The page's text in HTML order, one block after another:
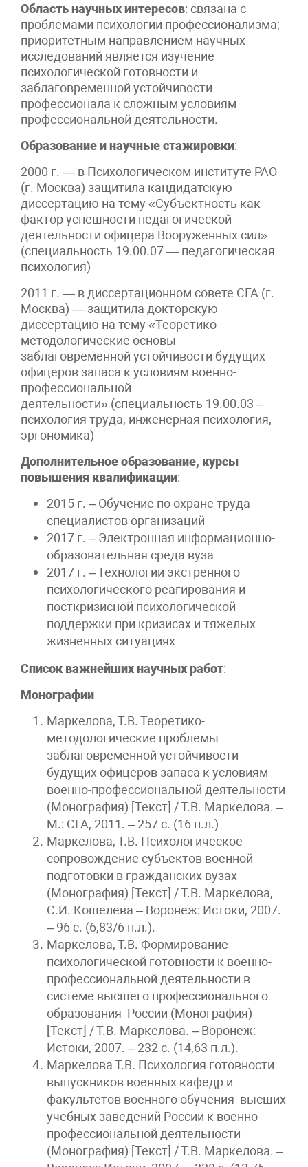
Область научных интересов: связана с
проблемами психологии профессионализма;
приоритетным направлением научных
исследований является изучение
психологической готовности и
заблаговременной устойчивости
профессионала к сложным условиям
профессиональной деятельности.
Образование и научные стажировки:
2000 г. — в Психологическом институте РАО
(г. Москва) защитила кандидатскую
диссертацию на тему «Субъектность как
фактор успешности педагогической
деятельности офицера Вооруженных сил»
(специальность 19.00.07 — педагогическая
психология)
2011 г. — в диссертационном совете СГА (г.
Москва) — защитила докторскую
диссертацию на тему «Теоретико-
методологические основы
заблаговременной устойчивости будущих
офицеров запаса к условиям военно-
профессиональной
деятельности» (специальность 19.00.03 –
психология труда, инженерная психология,
эргономика)
Дополнительное образование, курсы
повышения квалификации:
2015 г. – Обучение по охране труда
специалистов организаций
2017 г. – Электронная информационно-
образовательная среда вуза
2017 г. – Технологии экстренного
психологического реагирования и
посткризисной психологической
поддержки при кризисах и тяжелых
жизненных ситуациях
Список важнейших научных работ:
Монографии
Маркелова, Т.В. Теоретико-
методологические проблемы
заблаговременной устойчивости
будущих офицеров запаса к условиям
военно-профессиональной деятельности
(Монография) [Текст] / Т.В. Маркелова. –
М.: СГА, 2011. – 257 с. (16 п.л.)
Маркелова, Т.В. Психологическое
сопровождение субъектов военной
подготовки в гражданских вузах
(Монография) [Текст] / Т.В. Маркелова,
С.И. Кошелева – Воронеж: Истоки, 2007.
– 96 с. (6,83/6 п.л.).
Маркелова, Т.В. Формирование
психологической готовности к военно-
профессиональной деятельности в
системе высшего профессионального
образования России (Монография)
[Текст] / Т.В. Маркелова. – Воронеж:
Истоки, 2007. – 232 с. (14,63 п.л.).
Маркелова Т.В. Психология готовности
выпускников военных кафедр и
факультетов военного обучения высших
учебных заведений России к военно-
профессиональной деятельности
(Монография) [Текст] / Т.В. Маркелова. –